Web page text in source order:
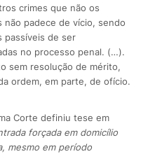
crimes que não os
não padece de vício, sendo
passíveis de ser
no processo penal. (…).
sem resolução de mérito,
ordem, em parte, de ofício.
Corte definiu tese em
forçada em domicílio
mesmo em período